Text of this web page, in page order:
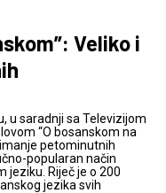
Veliko i
u saradnji sa Televizijom
“O bosanskom na
petominutnih
popularan način
jeziku. Riječ je o 200
jezika svih